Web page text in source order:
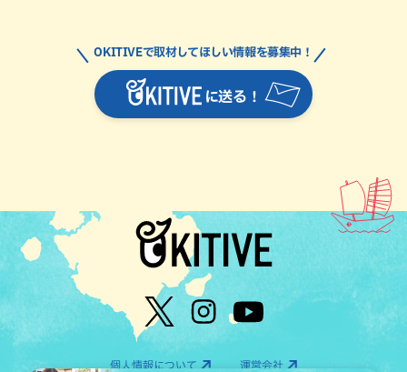
に送る！
OKITIVEで取材してほしい情報を募集中！
個人情報について 運営会社